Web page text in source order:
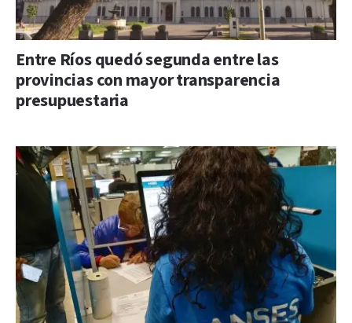
Entre Ríos quedó segunda entre las
provincias con mayor transparencia
presupuestaria